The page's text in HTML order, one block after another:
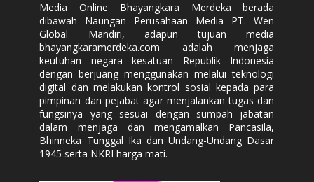
Media Online Bhayangkara Merdeka berada
dibawah Naungan Perusahaan Media PT. Wen
Global Mandiri, adapun tujuan media
bhayangkaramerdeka.com adalah menjaga
keutuhan negara kesatuan Republik Indonesia
dengan berjuang menggunakan melalui teknologi
digital dan melakukan kontrol sosial kepada para
pimpinan dan pejabat agar menjalankan tugas dan
fungsinya yang sesuai dengan sumpah jabatan
dalam menjaga dan mengamalkan Pancasila,
Bhinneka Tunggal Ika dan Undang-Undang Dasar
1945 serta NKRI harga mati.